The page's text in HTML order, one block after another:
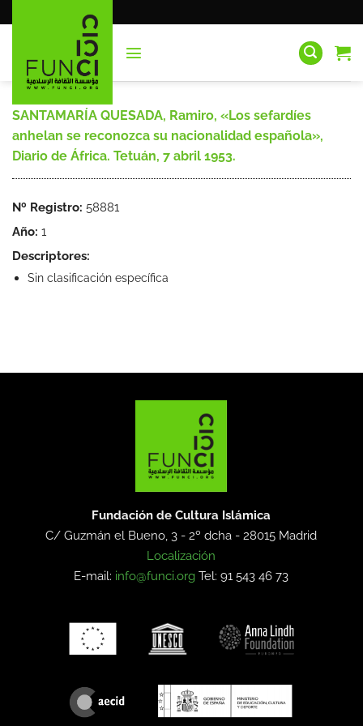
al
SANTAMARÍA QUESADA, Ramiro, «Los sefardíes
anhelan se reconozca su nacionalidad española»,
Diario de África. Tetuán, 7 abril 1953.
Nº Registro: 58881
Año: 1
Descriptores:
Sin clasificación específica
Fundación de Cultura Islámica
C/ Guzmán el Bueno, 3 - 2º dcha -28015 Madrid
Localización
E-mail: info@funci.org Tel: 91 543 46 73